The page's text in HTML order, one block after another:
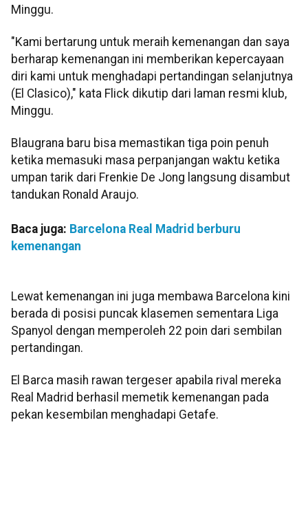
Minggu.
"Kami bertarung untuk meraih kemenangan dan saya
berharap kemenangan ini memberikan kepercayaan
diri kami untuk menghadapi pertandingan selanjutnya
(El Clasico)," kata Flick dikutip dari laman resmi klub,
Minggu.
Blaugrana baru bisa memastikan tiga poin penuh
ketika memasuki masa perpanjangan waktu ketika
umpan tarik dari Frenkie De Jong langsung disambut
tandukan Ronald Araujo.
Baca juga: Barcelona Real Madrid berburu
kemenangan
Lewat kemenangan ini juga membawa Barcelona kini
berada di posisi puncak klasemen sementara Liga
Spanyol dengan memperoleh 22 poin dari sembilan
pertandingan.
El Barca masih rawan tergeser apabila rival mereka
Real Madrid berhasil memetik kemenangan pada
pekan kesembilan menghadapi Getafe.